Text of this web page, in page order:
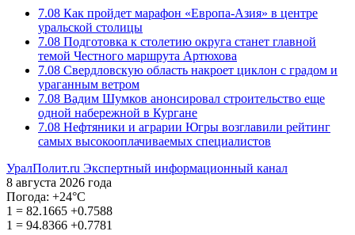
7.08 Как пройдет марафон «Европа-Азия» в центре
уральской столицы
7.08 Подготовка к столетию округа станет главной
темой Честного маршрута Артюхова
7.08 Свердловскую область накроет циклон с градом и
ураганным ветром
7.08 Вадим Шумков анонсировал строительство еще
одной набережной в Кургане
7.08 Нефтяники и аграрии Югры возглавили рейтинг
самых высокооплачиваемых специалистов
УралПолит.ru Экспертный информационный канал
8 августа 2026 года
Погода: +24°С
1 = 82.1665 +0.7588
1 = 94.8366 +0.7781